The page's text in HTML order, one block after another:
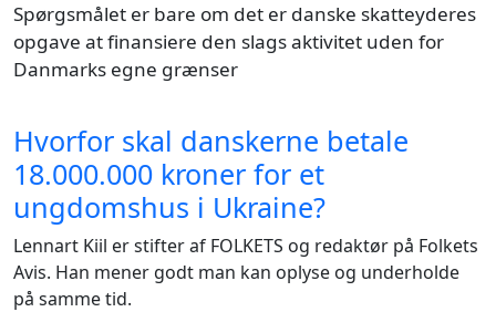
Spørgsmålet er bare om det er danske skatteyderes
opgave at finansiere den slags aktivitet uden for
Danmarks egne grænser
Hvorfor skal danskerne betale
18.000.000 kroner for et
ungdomshus i Ukraine?
Lennart Kiil er stifter af FOLKETS og redaktør på Folkets
Avis. Han mener godt man kan oplyse og underholde
på samme tid.